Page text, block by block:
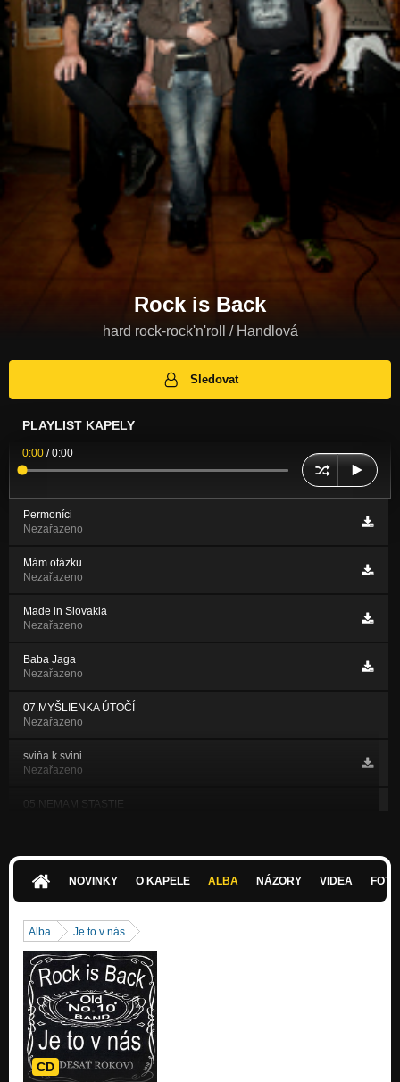
Rock is Back
hard rock-rock'n'roll / Handlová
Sledovat
PLAYLIST KAPELY
0:00 /0:00
Permoníci
Nezařazeno
Mám otázku
Nezařazeno
Made in Slovakia
Nezařazeno
Baba Jaga
Nezařazeno
07.MYŠLIENKA ÚTOČÍ
Nezařazeno
sviňa k svini
Nezařazeno
05.NEMAM STASTIE
08.OPTIMISTA
Salto v jahodách
Nezařazeno
Krčmovy prototyp
Nezařazeno
Aladin
Nezařazeno
NOVINKY O KAPELE ALBA NÁZORY VIDEA
Alba Je to v nás
CD